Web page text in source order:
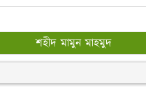
শহীদ মামুন মাহমুদ